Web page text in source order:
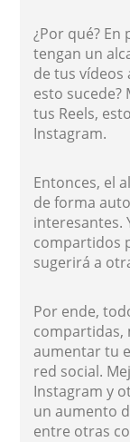
¿Por qué?
tengan un
de tus vídeos
esto
tus Reels,
Instagram.
Entonces, el
de forma
interesantes.
compartidos
sugerirá a
Por ende,
compartidas,
aumentar tu
red social.
Instagram y
un aumento
entre otras